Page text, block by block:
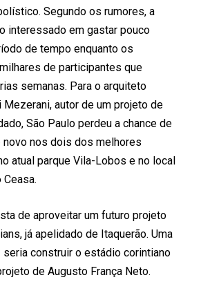
Segundo os rumores, a
interessado em gastar pouco
de tempo enquanto os
de participantes que
semanas. Para o arquiteto
Mezerani, autor de um projeto de
São Paulo perdeu a chance de
nos dois dos melhores
atual parque Vila-Lobos e no local
de aproveitar um futuro projeto
já apelidado de Itaquerão. Uma
construir o estádio corintiano
de Augusto França Neto.